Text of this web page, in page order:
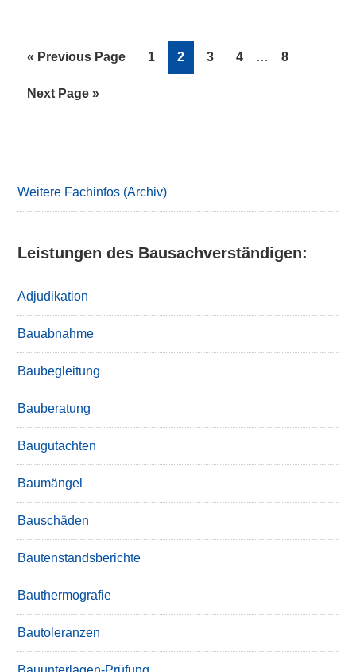
« Go
Previous Page Page
1 Page
2 Page
3 Page
4
Interim
… Page
8
Go
Next Page »
Weitere Fachinfos (Archiv)
Leistungen des Bausachverständigen:
Adjudikation
Bauabnahme
Baubegleitung
Bauberatung
Baugutachten
Baumängel
Bauschäden
Bautenstandsberichte
Bauthermografie
Bautoleranzen